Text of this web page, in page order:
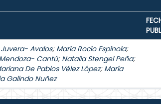
Avalos; María Rocío Espínola;
Cantú; Natalia Stengel Peña;
De Pablos Vélez López; María
Galindo Nuñez